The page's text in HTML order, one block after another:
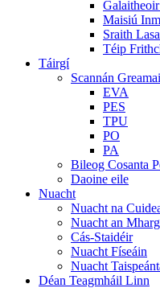
Maisiú
Sraith
Téip
Táirgí
Scannán
EVA
PES
TPU
PO
PA
Bileog Cosanta
Daoine eile
Nuacht
Nuacht na
Nuacht an
Cás-Staidéir
Nuacht Físeáin
Nuacht
Déan Teagmháil Linn